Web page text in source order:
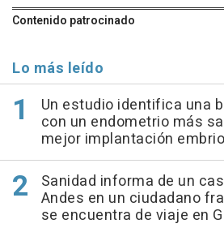
Contenido patrocinado
Lo más leído
Un estudio identifica una
con un endometrio más
mejor implantación
Sanidad informa de un
Andes en un ciudadano
se encuentra de viaje en